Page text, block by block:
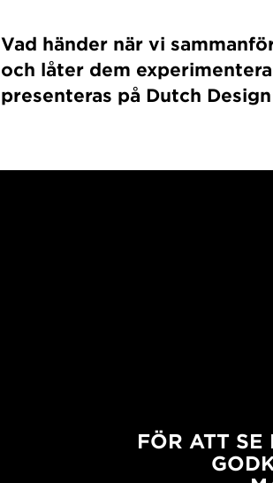
Vad händer när vi
och låter dem
presenteras på Dutch
FÖR ATT